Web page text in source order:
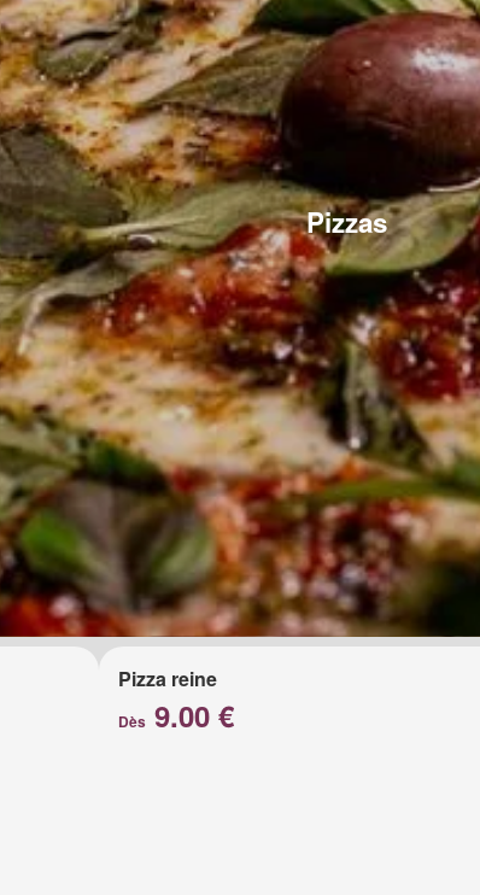
Pizzas
Pizza reine
Dès9.00 €